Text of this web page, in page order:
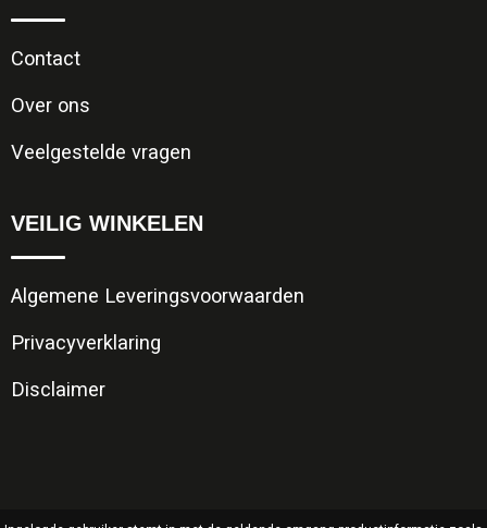
Contact
Over ons
Veelgestelde vragen
VEILIG WINKELEN
Algemene Leveringsvoorwaarden
Privacyverklaring
Disclaimer